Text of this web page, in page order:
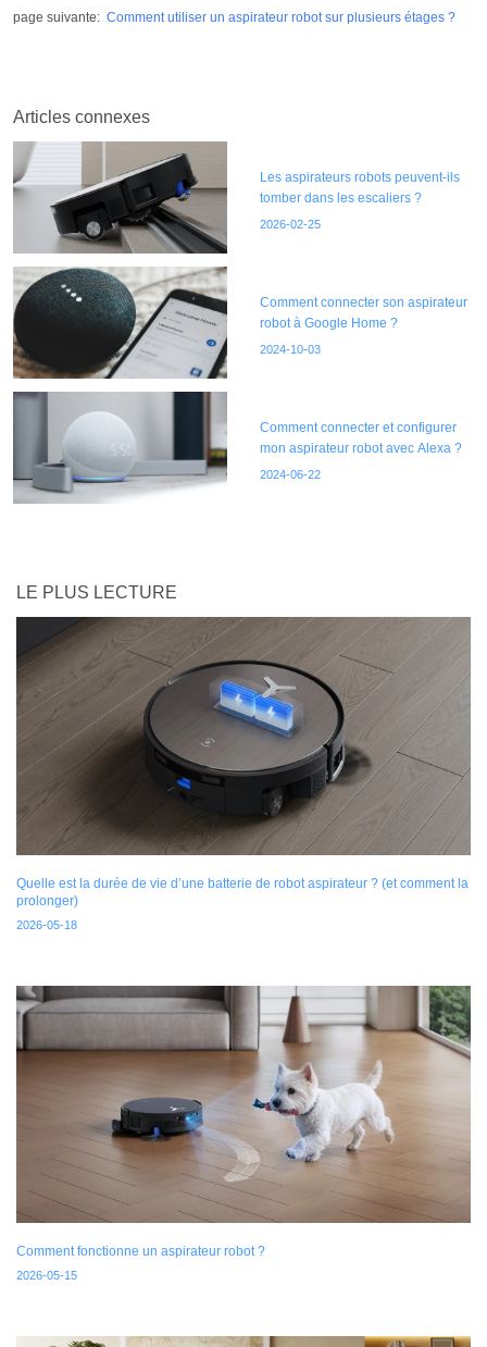
réparer ?
page suivante: Comment utiliser un aspirateur robot sur plusieurs étages ?
Articles connexes
Les aspirateurs robots peuvent-ils
tomber dans les escaliers ?
2026-02-25
Comment connecter son aspirateur
robot à Google Home ?
2024-10-03
Comment connecter et configurer
mon aspirateur robot avec Alexa ?
2024-06-22
LE PLUS LECTURE
Quelle est la durée de vie d’une batterie de robot aspirateur ? (et comment la
prolonger)
2026-05-18
Comment fonctionne un aspirateur robot ?
2026-05-15